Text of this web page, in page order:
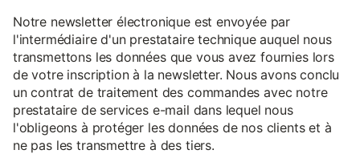
Notre newsletter électronique est envoyée par
l'intermédiaire d'un prestataire technique auquel nous
transmettons les données que vous avez fournies lors
de votre inscription à la newsletter. Nous avons conclu
un contrat de traitement des commandes avec notre
prestataire de services e-mail dans lequel nous
l'obligeons à protéger les données de nos clients et à
ne pas les transmettre à des tiers.